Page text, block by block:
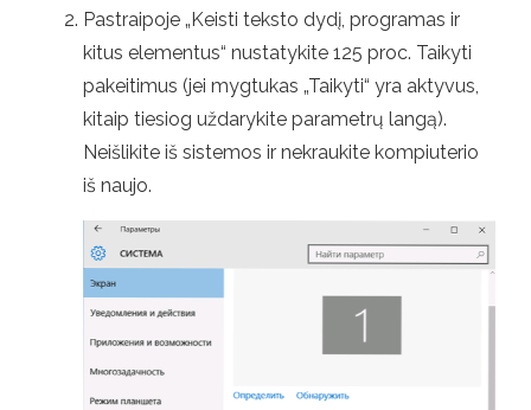
Pastraipoje „Keisti teksto dydį, programas ir
kitus elementus“ nustatykite 125 proc. Taikyti
pakeitimus (jei mygtukas „Taikyti“ yra aktyvus,
kitaip tiesiog uždarykite parametrų langą).
Neišlikite iš sistemos ir nekraukite kompiuterio
iš naujo.